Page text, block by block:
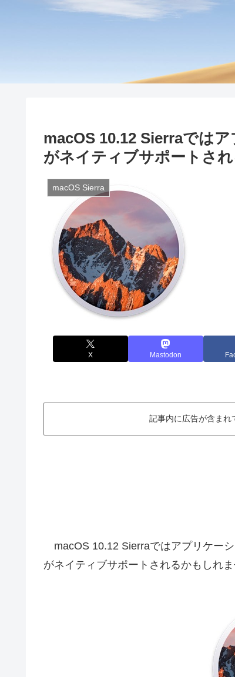
macOS 10.12 Sierraでは
がネイティブサポートされ
macOS Sierra
X Mastodon
記事内に広告が含ま
macOS 10.12 Sierraではアプリケー
がネイティブサポートされるかもしれ